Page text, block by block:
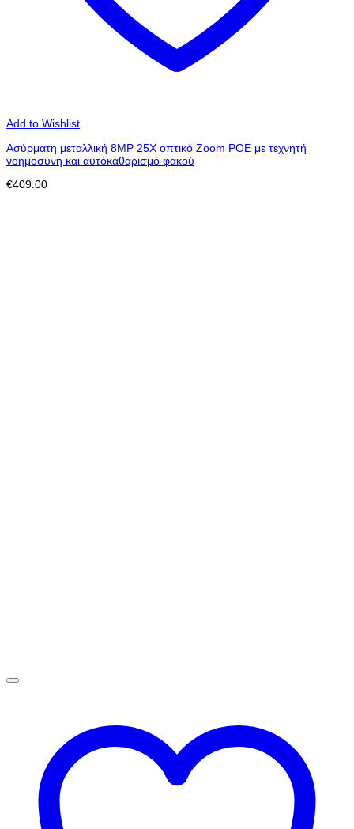
Add to Wishlist
Ασύρματη μεταλλική 8MP 25X οπτικό Zoom POE με τεχνητή
νοημοσύνη και αυτόκαθαρισμό φακού
€409.00